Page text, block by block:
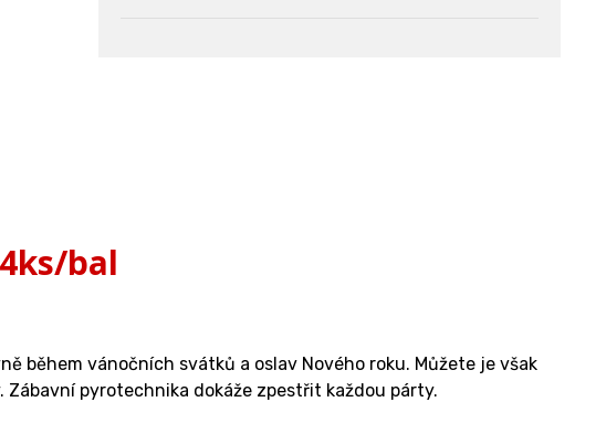
bal
během vánočních svátků a oslav Nového roku. Můžete je však
pyrotechnika dokáže zpestřit každou párty.